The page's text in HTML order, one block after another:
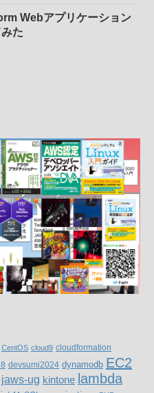
Webアプリケーション
た
CentOS cloud9 cloudformation
devsumi2024 dynamodb EC2
jaws-ug kintone lambda